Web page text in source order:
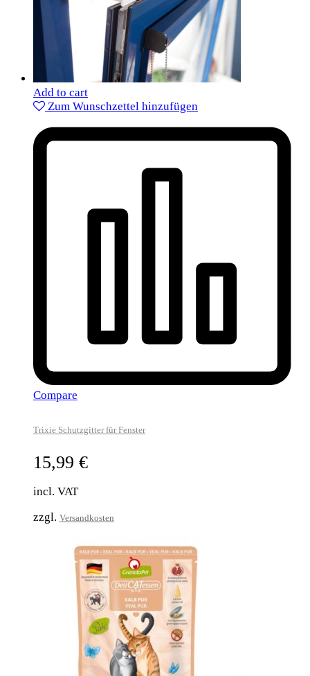
Add to cart
Zum Wunschzettel hinzufügen
Compare
Trixie Schutzgitter für Fenster
15,99 €
incl. VAT
zzgl. Versandkosten